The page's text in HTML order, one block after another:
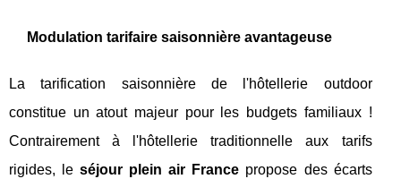
Modulation tarifaire saisonnière avantageuse
La tarification saisonnière de l'hôtellerie outdoor
constitue un atout majeur pour les budgets familiaux !
Contrairement à l'hôtellerie traditionnelle aux tarifs
rigides, leséjour plein air France propose des écarts